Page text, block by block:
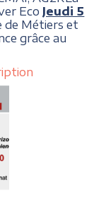
Eco Jeudi 5
de Métiers et
grâce au